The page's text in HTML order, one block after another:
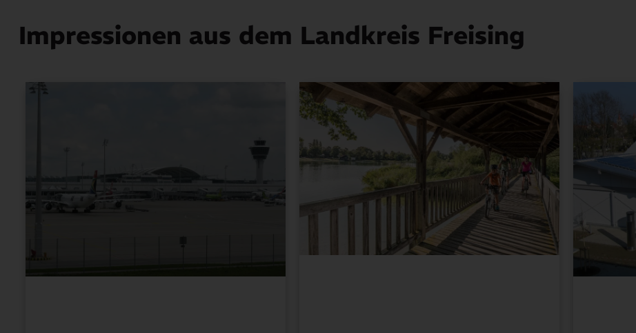
Impressionen aus dem Landkreis Freising